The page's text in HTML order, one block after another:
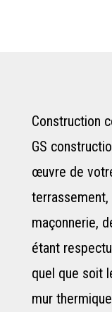
Construction
GS
œuvre de
maçonnerie,
étant
quel que soit
mur